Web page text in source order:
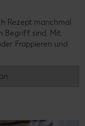
Rezept manchmal
Begriff sind. Mit
Frappieren und